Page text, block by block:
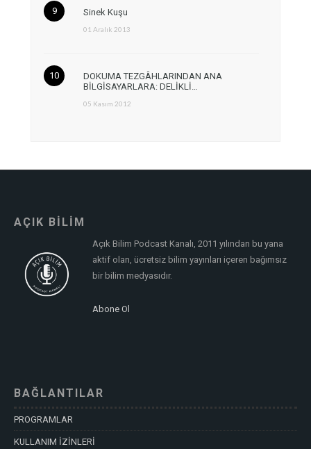
Sinek Kuşu
01 Aralık 2013
DOKUMA TEZGÂHLARINDAN ANA
BİLGİSAYARLARA: DELİKLİ…
05 Kasım 2012
AÇIK BİLİM
Açık Bilim Podcast Kanalı, 2011 yılından bu yana
aktif olan, ücretsiz bilim yayınları içeren bağımsız
bir bilim medyasıdır.
Abone Ol
BAĞLANTILAR
PROGRAMLAR
KULLANIM İZİNLERİ